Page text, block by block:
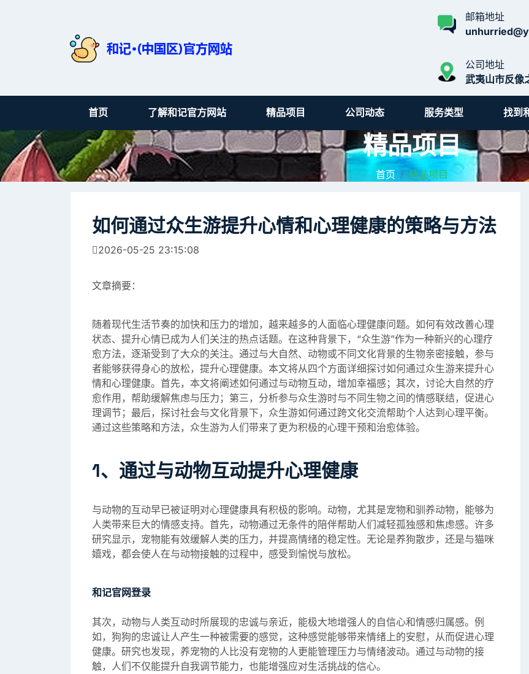
邮箱地址
公司地址
武夷山市反像
首页 了解和记官方网站 精品项目 公司动态 服务类型 找到
精品项目
首页 精品项目
如何通过众生游提升心情和心理健康的策略与方法
2026-05-25 23:15:08
文章摘要：
随着现代生活节奏的加快和压力的增加，越来越多的人面临心理健康问题。如何有效改善心理
状态、提升心情已成为人们关注的热点话题。在这种背景下，“众生游”作为一种新兴的心理疗
愈方法，逐渐受到了大众的关注。通过与大自然、动物或不同文化背景的生物亲密接触，参与
者能够获得身心的放松，提升心理健康。本文将从四个方面详细探讨如何通过众生游来提升心
情和心理健康。首先，本文将阐述如何通过与动物互动，增加幸福感；其次，讨论大自然的疗
愈作用，帮助缓解焦虑与压力；第三，分析参与众生游时与不同生物之间的情感联结，促进心
理调节；最后，探讨社会与文化背景下，众生游如何通过跨文化交流帮助个人达到心理平衡。
通过这些策略和方法，众生游为人们带来了更为积极的心理干预和治愈体验。
1、通过与动物互动提升心理健康
与动物的互动早已被证明对心理健康具有积极的影响。动物，尤其是宠物和驯养动物，能够为
人类带来巨大的情感支持。首先，动物通过无条件的陪伴帮助人们减轻孤独感和焦虑感。许多
研究显示，宠物能有效缓解人类的压力，并提高情绪的稳定性。无论是养狗散步，还是与猫咪
嬉戏，都会使人在与动物接触的过程中，感受到愉悦与放松。
和记官网登录
其次，动物与人类互动时所展现的忠诚与亲近，能极大地增强人的自信心和情感归属感。例
如，狗狗的忠诚让人产生一种被需要的感觉，这种感觉能够带来情绪上的安慰，从而促进心理
健康。研究也发现，养宠物的人比没有宠物的人更能管理压力与情绪波动。通过与动物的接
触，人们不仅能提升自我调节能力，也能增强应对生活挑战的信心。